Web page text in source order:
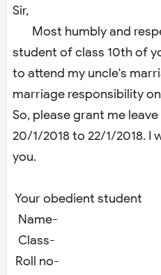
Sir,
Most humbly and
student of class 10th of
to attend my uncle's
marriage responsibility
So, please grant me
20/1/2018 to 22/1/2018. I
you.
Your obedient student
Name-
Class-
Roll no-